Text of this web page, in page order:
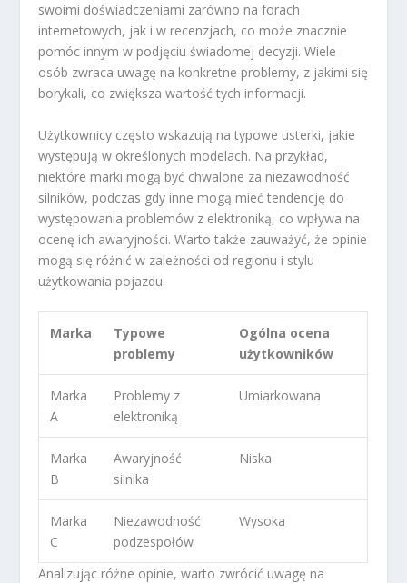
swoimi doświadczeniami zarówno na forach
internetowych, jak i w recenzjach, co może znacznie
pomóc innym w podjęciu świadomej decyzji. Wiele
osób zwraca uwagę na konkretne problemy, z jakimi się
borykali, co zwiększa wartość tych informacji.
Użytkownicy często wskazują na typowe usterki, jakie
występują w określonych modelach. Na przykład,
niektóre marki mogą być chwalone za niezawodność
silników, podczas gdy inne mogą mieć tendencję do
występowania problemów z elektroniką, co wpływa na
ocenę ich awaryjności. Warto także zauważyć, że opinie
mogą się różnić w zależności od regionu i stylu
użytkowania pojazdu.
Marka
Typowe
problemy
Ogólna ocena
użytkowników
Marka
A
Problemy z
elektroniką
Umiarkowana
Marka
B
Awaryjność
silnika
Niska
Marka
C
Niezawodność
podzespołów
Wysoka
Analizując różne opinie, warto zwrócić uwagę na